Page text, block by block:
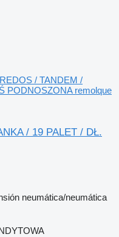
/ TANDEM /
PODNOSZONA remolque
/ 19 PALET / DŁ.
neumática/neumática